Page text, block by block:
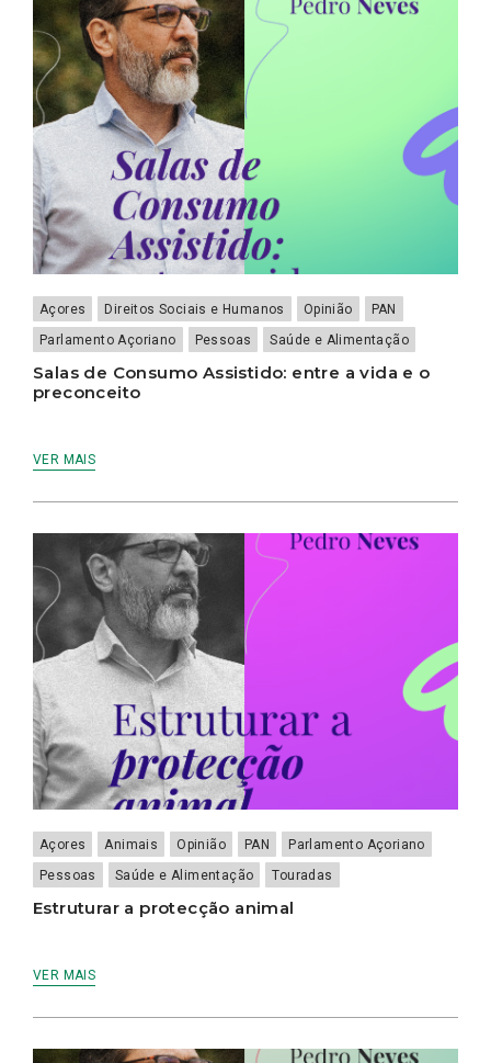
Açores Direitos Sociais e Humanos Opinião
PAN
Parlamento Açoriano
Pessoas Saúde e Alimentação
Salas de Consumo Assistido: entre a vida e o
preconceito
VER MAIS
Açores Animais Opinião PAN
Parlamento Açoriano
Pessoas
Saúde e Alimentação Touradas
Estruturar a protecção animal
VER MAIS